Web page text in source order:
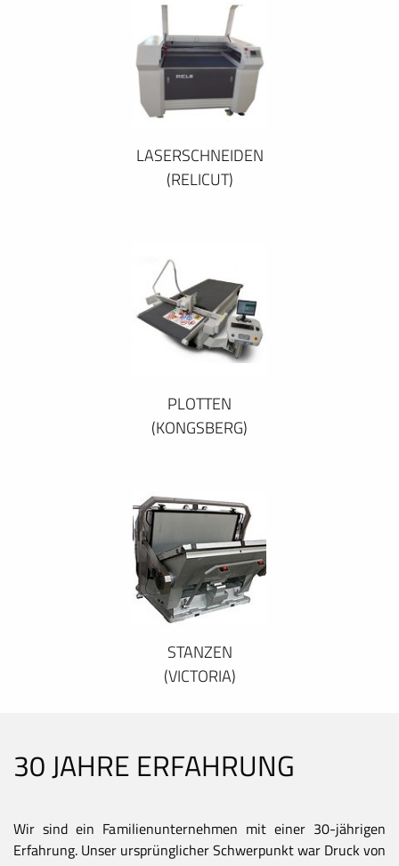
LASERSCHNEIDEN
(RELICUT)
PLOTTEN
(KONGSBERG)
STANZEN
(VICTORIA)
30 JAHRE ERFAHRUNG
Wir sind ein Familienunternehmen mit einer 30-jährigen
Erfahrung. Unser ursprünglicher Schwerpunkt war Druck von